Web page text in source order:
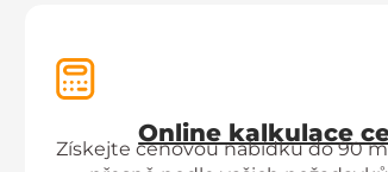
Online kalkulace
Získejte cenovou nabídku do 90